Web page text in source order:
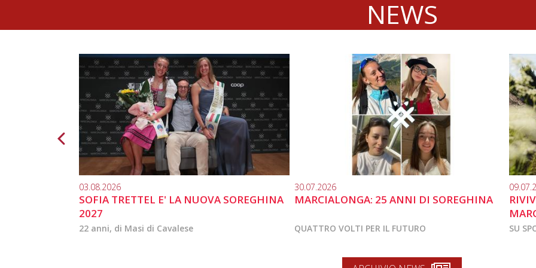
NEWS
03.08.2026
SOFIA TRETTEL E' LA NUOVA SOREGHINA
2027
22 anni, di Masi di Cavalese
30.07.2026
MARCIALONGA: 25 ANNI DI SOREGHINA
QUATTRO VOLTI PER IL FUTURO SU